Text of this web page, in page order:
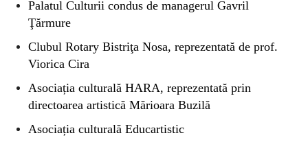
Palatul Culturii condus de managerul Gavril
Ţărmure
Clubul Rotary Bistriţa Nosa, reprezentată de prof.
Viorica Cira
Asociația culturală HARA, reprezentată prin
directoarea artistică Mărioara Buzilă
Asociația culturală Educartistic